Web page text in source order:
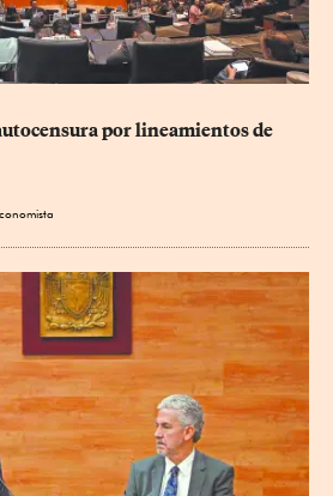
por lineamientos de